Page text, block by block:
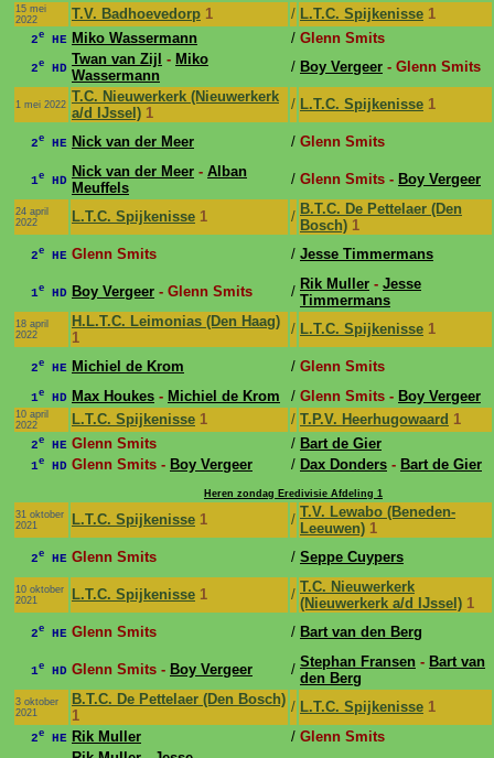
15 mei
2022
T.V. Badhoevedorp 1 / L.T.C. Spijkenisse 1
2e HE Miko Wassermann / Glenn Smits
2e HD
Twan van Zijl - Miko
Wassermann
/ Boy Vergeer - Glenn Smits
1 mei 2022 T.C. Nieuwerkerk (Nieuwerkerk
a/d IJssel) 1
/ L.T.C. Spijkenisse 1
2e HE Nick van der Meer / Glenn Smits
1e HD
Nick van der Meer - Alban
Meuffels
/ Glenn Smits - Boy Vergeer
24 april
2022
L.T.C. Spijkenisse 1 / B.T.C. De Pettelaer (Den
Bosch) 1
2e HE Glenn Smits / Jesse Timmermans
1e HD Boy Vergeer - Glenn Smits / Rik Muller - Jesse
Timmermans
18 april
2022
H.L.T.C. Leimonias (Den Haag)
1
/ L.T.C. Spijkenisse 1
2e HE Michiel de Krom / Glenn Smits
1e HD Max Houkes - Michiel de Krom / Glenn Smits - Boy Vergeer
10 april
2022
L.T.C. Spijkenisse 1 / T.P.V. Heerhugowaard 1
2e HE Glenn Smits / Bart de Gier
1e HD Glenn Smits - Boy Vergeer / Dax Donders - Bart de Gier
Heren zondag Eredivisie Afdeling 1
31 oktober
2021
L.T.C. Spijkenisse 1 / T.V. Lewabo (Beneden-
Leeuwen) 1
2e HE Glenn Smits / Seppe Cuypers
10 oktober
2021
L.T.C. Spijkenisse 1 / T.C. Nieuwerkerk
(Nieuwerkerk a/d IJssel) 1
2e HE Glenn Smits / Bart van den Berg
1e HD Glenn Smits - Boy Vergeer / Stephan Fransen - Bart van
den Berg
3 oktober
2021
B.T.C. De Pettelaer (Den Bosch)
1
/ L.T.C. Spijkenisse 1
2e HE Rik Muller / Glenn Smits